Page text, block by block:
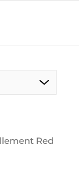
Red